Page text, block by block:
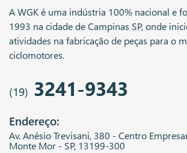
A WGK é uma indústria 100% nacional e
1993 na cidade de Campinas SP, onde
atividades na fabricação de peças para o
ciclomotores.
(19) 3241-9343
Endereço:
Av. Anésio Trevisani, 380 - Centro
Monte Mor - SP, 13199-300